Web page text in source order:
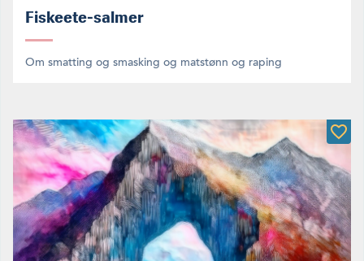
Fiskeete-salmer
Om smatting og smasking og matstønn og raping